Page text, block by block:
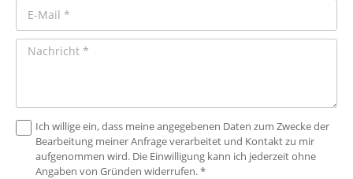
Ich willige ein, dass meine angegebenen Daten zum Zwecke der
Bearbeitung meiner Anfrage verarbeitet und Kontakt zu mir
aufgenommen wird. Die Einwilligung kann ich jederzeit ohne
Angaben von Gründen widerrufen. *